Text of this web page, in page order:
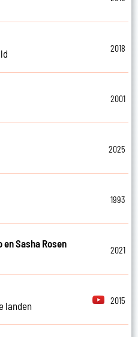
2018
2001
2025
1993
en Sasha Rosen
2021
landen
2015